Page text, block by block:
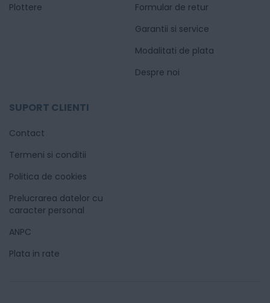
Plottere
Formular de retur
Garantii si service
Modalitati de plata
Despre noi
SUPORT CLIENTI
Contact
Termeni si conditii
Politica de cookies
Prelucrarea datelor cu
caracter personal
ANPC
Plata in rate